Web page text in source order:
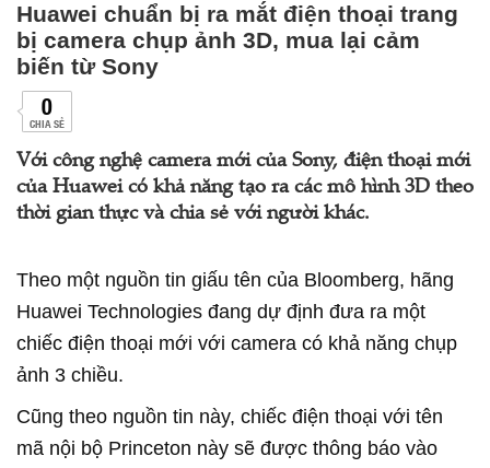
Huawei chuẩn bị ra mắt điện thoại trang
bị camera chụp ảnh 3D, mua lại cảm
biến từ Sony
0
CHIA SẺ
Với công nghệ camera mới của Sony, điện thoại mới
của Huawei có khả năng tạo ra các mô hình 3D theo
thời gian thực và chia sẻ với người khác.
Theo một nguồn tin giấu tên của Bloomberg, hãng
Huawei Technologies đang dự định đưa ra một
chiếc điện thoại mới với camera có khả năng chụp
ảnh 3 chiều.
Cũng theo nguồn tin này, chiếc điện thoại với tên
mã nội bộ Princeton này sẽ được thông báo vào